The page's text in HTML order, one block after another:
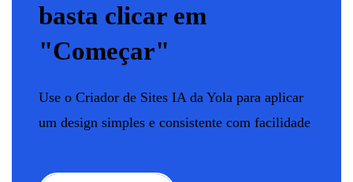
basta clicar em
"Começar"
Use o Criador de Sites IA da Yola para aplicar
um design simples e consistente com facilidade